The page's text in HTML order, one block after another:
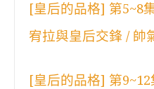
[皇后的品格] 第5~8
宥拉與皇后交鋒 / 帥
[皇后的品格] 第